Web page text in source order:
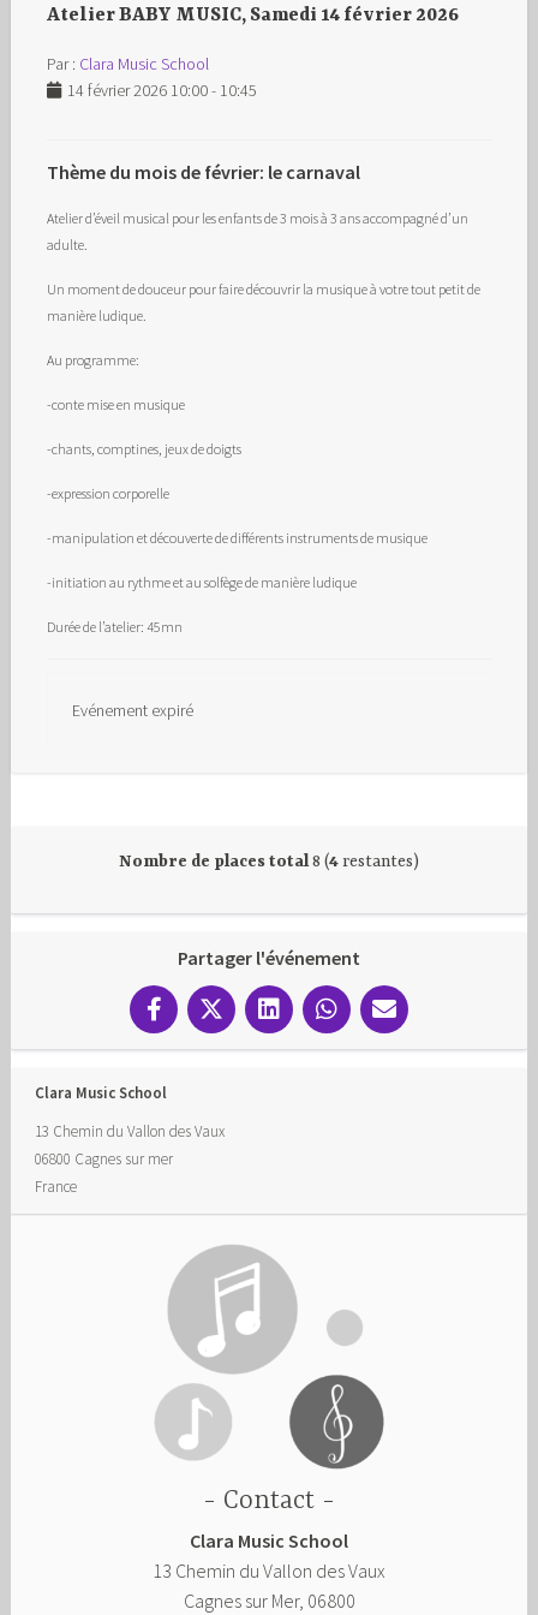
Atelier BABY MUSIC, Samedi 14 février 2026
Par : Clara Music School
14 février 2026 10:00 - 10:45
Thème du mois de février: le carnaval
Atelier d’éveil musical pour les enfants de 3 mois à 3 ans accompagné d’un
adulte.
Un moment de douceur pour faire découvrir la musique à votre tout petit de
manière ludique.
Au programme:
-conte mise en musique
-chants, comptines, jeux de doigts
-expression corporelle
-manipulation et découverte de différents instruments de musique
-initiation au rythme et au solfège de manière ludique
Durée de l’atelier: 45mn
Evénement expiré
Nombre de places total8 (4restantes)
Partager l'événement
Clara Music School
13 Chemin du Vallon des Vaux
06800 Cagnes sur mer
France
Contact
Clara Music School
13 Chemin du Vallon des Vaux
Cagnes sur Mer, 06800